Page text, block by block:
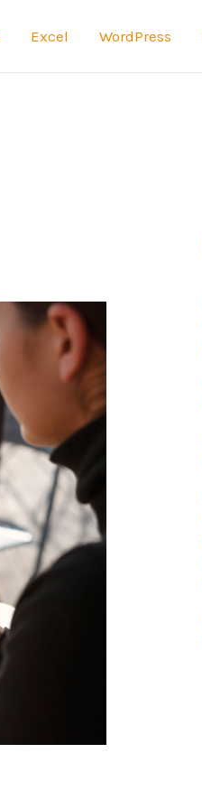
Excel WordPress